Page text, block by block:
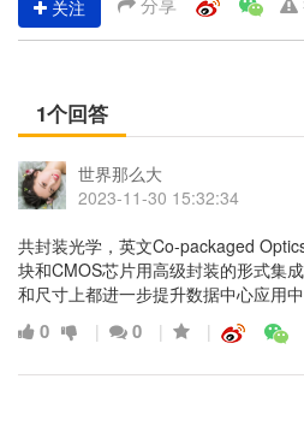
关注
1个回答
世界那么大
2023-11-30 15:32:34
共封装光学，英文Co-packaged
块和CMOS芯片用高级封装的形式集
和尺寸上都进一步提升数据中心应用
0 | 0 | |